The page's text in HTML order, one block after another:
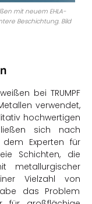
mit neuem EHLA-
Beschichtung. Bild
bei TRUMPF
verwendet,
hochwertigen
ließen sich nach
Experten für
Schichten, die
metallurgischer
Vielzahl von
das Problem